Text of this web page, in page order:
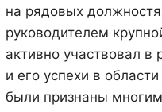
на рядовых
руководителем
активно участвовал в
и его успехи в
были признаны